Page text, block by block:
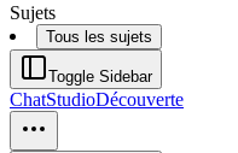
Sujets
Tous les sujets
Toggle Sidebar
ChatStudioDécouverte